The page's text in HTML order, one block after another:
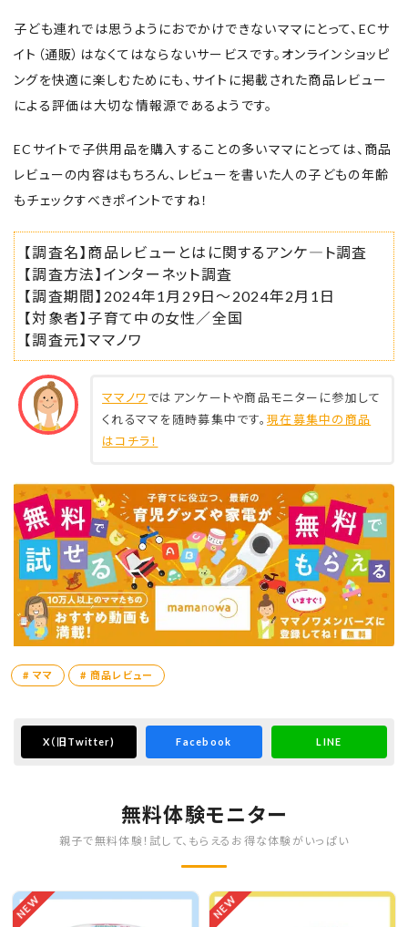
子ども連れでは思うようにおでかけできないママにとって、ECサ
イト（通販）はなくてはならないサービスです。オンラインショッピ
ングを快適に楽しむためにも、サイトに掲載された商品レビュー
による評価は大切な情報源であるようです。
ECサイトで子供用品を購入することの多いママにとっては、商品
レビューの内容はもちろん、レビューを書いた人の子どもの年齢
もチェックすべきポイントですね！
【調査名】商品レビューとはに関するアンケ―ト調査
【調査方法】インターネット調査
【調査期間】2024年1月29日～2024年2月1日
【対象者】子育て中の女性／全国
【調査元】ママノワ
ママノワではアンケートや商品モニターに参加して
くれるママを随時募集中です。 現在募集中の商品
はコチラ！
# ママ # 商品レビュー
X （旧Twitter) Facebook LINE
無料体験モニター
親子で無料体験！試して、もらえるお得な体験がいっぱい
NEW NEW